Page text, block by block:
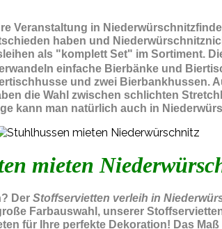
Veranstaltung in
haben und
als "komplett Set" im Sortiment.
einfache Bierbänke und
und zwei Bierbankhussen.
die Wahl zwischen schlichten
kann man natürlich auch in
mieten
Der Stoffservietten verleih in
Farbauswahl, unserer
für Ihre perfekte Dekoration! Das